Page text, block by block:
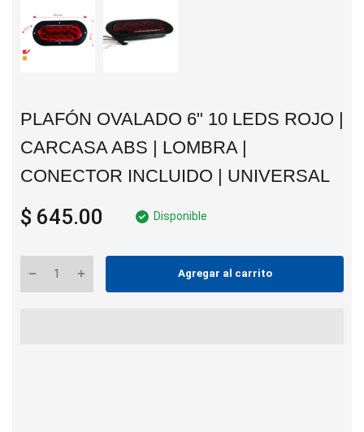
PLAFÓN OVALADO 6" 10 LEDS ROJO |
CARCASA ABS | LOMBRA |
CONECTOR INCLUIDO | UNIVERSAL
$ 645.00 Disponible
Agregar al carrito